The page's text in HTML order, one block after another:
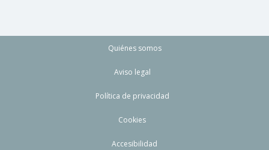
Quiénes somos
Aviso legal
Política de privacidad
Cookies
Accesibilidad